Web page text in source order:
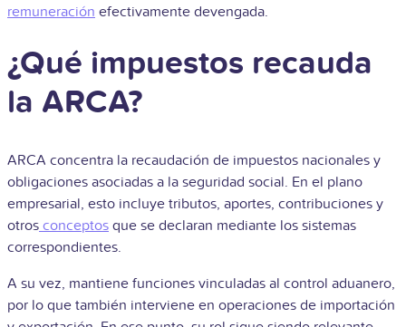
remuneración efectivamente devengada.
¿Qué impuestos recauda
la ARCA?
ARCA concentra la recaudación de impuestos nacionales y
obligaciones asociadas a la seguridad social. En el plano
empresarial, esto incluye tributos, aportes, contribuciones y
otros conceptos que se declaran mediante los sistemas
correspondientes.
A su vez, mantiene funciones vinculadas al control aduanero,
por lo que también interviene en operaciones de importación